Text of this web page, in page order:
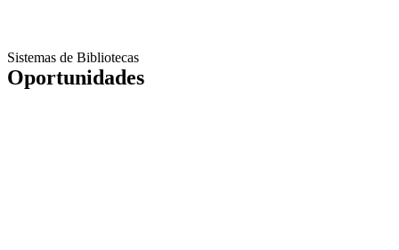
Sistemas de Bibliotecas
Oportunidades